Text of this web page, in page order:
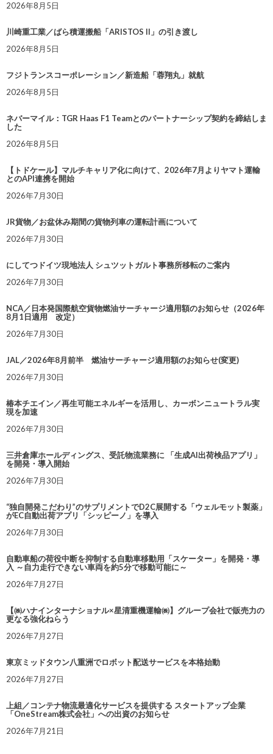
2026年8月5日
川崎重工業／ばら積運搬船「ARISTOS II」の引き渡し
2026年8月5日
フジトランスコーポレーション／新造船「蓉翔丸」就航
2026年8月5日
ネバーマイル：TGR Haas F1 Teamとのパートナーシップ契約を締結しま
した
2026年8月5日
【トドケール】マルチキャリア化に向けて、2026年7月よりヤマト運輸
とのAPI連携を開始
2026年7月30日
JR貨物／お盆休み期間の貨物列車の運転計画について
2026年7月30日
にしてつドイツ現地法人 シュツットガルト事務所移転のご案内
2026年7月30日
NCA／日本発国際航空貨物燃油サーチャージ適用額のお知らせ（2026年
8月1日適用 改定）
2026年7月30日
JAL／2026年8月前半 燃油サーチャージ適用額のお知らせ(変更)
2026年7月30日
椿本チエイン／再生可能エネルギーを活用し、カーボンニュートラル実
現を加速
2026年7月30日
三井倉庫ホールディングス、受託物流業務に 「生成AI出荷検品アプリ」
を開発・導入開始
2026年7月30日
“独自開発こだわり”のサプリメントでD2C展開する「ウェルモット製薬」
がEC自動出荷アプリ「シッピーノ」を導入
2026年7月30日
自動車船の荷役中断を抑制する自動車移動用「スケーター」を開発・導
入 ～自力走行できない車両を約5分で移動可能に～
2026年7月27日
【㈱ハナインターナショナル×星清重機運輸㈱】グループ会社で販売力の
更なる強化ねらう
2026年7月27日
東京ミッドタウン八重洲でロボット配送サービスを本格始動
2026年7月27日
上組／コンテナ物流最適化サービスを提供する スタートアップ企業
「OneStream株式会社」への出資のお知らせ
2026年7月21日